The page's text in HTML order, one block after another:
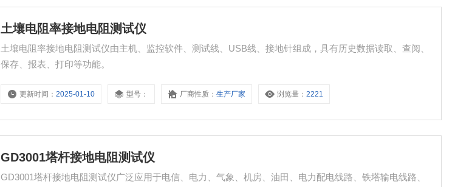
土壤电阻率接地电阻测试仪
土壤电阻率接地电阻测试仪由主机、监控软件、测试线、USB线、接地针组成，具有历史数据读取、查阅、
保存、报表、打印等功能。
更新时间：2025-01-10 型号： 厂商性质：生产厂家 浏览量：2221
GD3001塔杆接地电阻测试仪
GD3001塔杆接地电阻测试仪广泛应用于电信、电力、气象、机房、油田、电力配电线路、铁塔输电线路、